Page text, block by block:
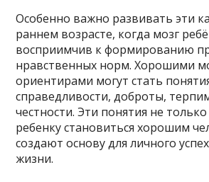
Особенно важно развивать эти
раннем возрасте, когда мозг
восприимчив к формированию
нравственных норм. Хорошими
ориентирами могут стать
справедливости, доброты,
честности. Эти понятия не
ребенку становиться хорошим
создают основу для личного
жизни.